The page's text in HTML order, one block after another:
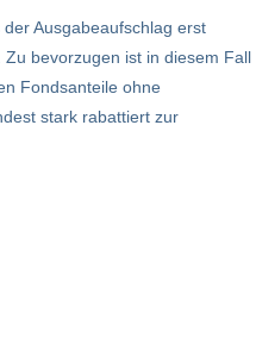
Ausgabeaufschlag erst
bevorzugen ist in diesem Fall
Fondsanteile ohne
stark rabattiert zur